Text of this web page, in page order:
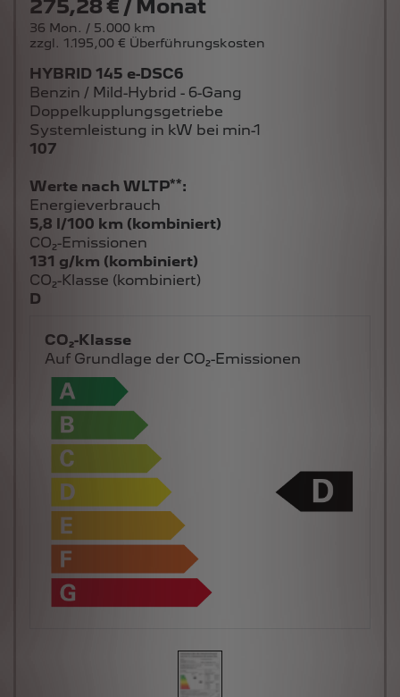
275,28 € / Monat
36 Mon. / 5.000 km
zzgl. 1.195,00 € Überführungskosten
HYBRID 145 e-DSC6
Benzin / Mild-Hybrid - 6-Gang
Doppelkupplungsgetriebe
Systemleistung in kW bei min-1
107
Werte nach WLTP**:
Energieverbrauch
5,8 l/100 km (kombiniert)
CO₂-Emissionen
131 g/km (kombiniert)
CO₂-Klasse (kombiniert)
D
CO₂-Klasse
Auf Grundlage der CO₂-Emissionen